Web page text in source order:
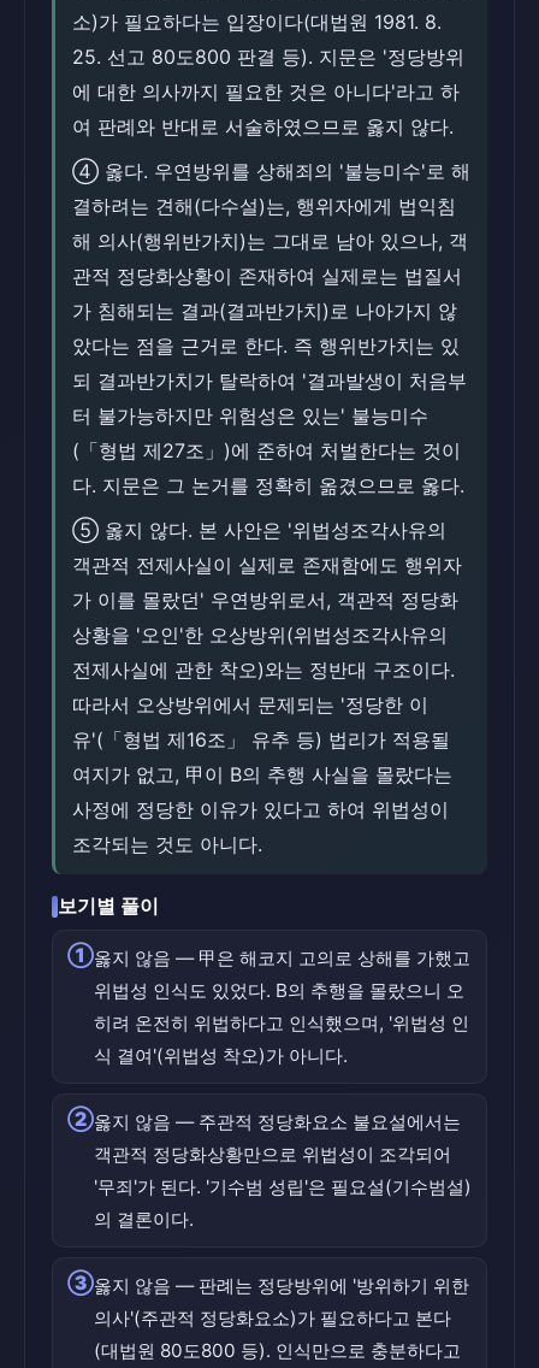
소)가 필요하다는 입장이다(대법원 1981. 8.
25. 선고 80도800 판결 등). 지문은 '정당방위
에 대한 의사까지 필요한 것은 아니다'라고 하
여 판례와 반대로 서술하였으므로 옳지 않다.
④ 옳다. 우연방위를 상해죄의 '불능미수'로 해
결하려는 견해(다수설)는, 행위자에게 법익침
해 의사(행위반가치)는 그대로 남아 있으나, 객
관적 정당화상황이 존재하여 실제로는 법질서
가 침해되는 결과(결과반가치)로 나아가지 않
았다는 점을 근거로 한다. 즉 행위반가치는 있
되 결과반가치가 탈락하여 '결과발생이 처음부
터 불가능하지만 위험성은 있는' 불능미수
(「형법 제27조」)에 준하여 처벌한다는 것이
다. 지문은 그 논거를 정확히 옮겼으므로 옳다.
⑤ 옳지 않다. 본 사안은 '위법성조각사유의
객관적 전제사실이 실제로 존재함에도 행위자
가 이를 몰랐던' 우연방위로서, 객관적 정당화
상황을 '오인'한 오상방위(위법성조각사유의
전제사실에 관한 착오)와는 정반대 구조이다.
따라서 오상방위에서 문제되는 '정당한 이
유'(「형법 제16조」 유추 등) 법리가 적용될
여지가 없고, 甲이 B의 추행 사실을 몰랐다는
사정에 정당한 이유가 있다고 하여 위법성이
조각되는 것도 아니다.
보기별 풀이
①옳지 않음 — 甲은 해코지 고의로 상해를 가했고
위법성 인식도 있었다. B의 추행을 몰랐으니 오
히려 온전히 위법하다고 인식했으며, '위법성 인
식 결여'(위법성 착오)가 아니다.
②옳지 않음 — 주관적 정당화요소 불요설에서는
객관적 정당화상황만으로 위법성이 조각되어
'무죄'가 된다. '기수범 성립'은 필요설(기수범설)
의 결론이다.
③옳지 않음 — 판례는 정당방위에 '방위하기 위한
의사'(주관적 정당화요소)가 필요하다고 본다
(대법원 80도800 등). 인식만으로 충분하다고